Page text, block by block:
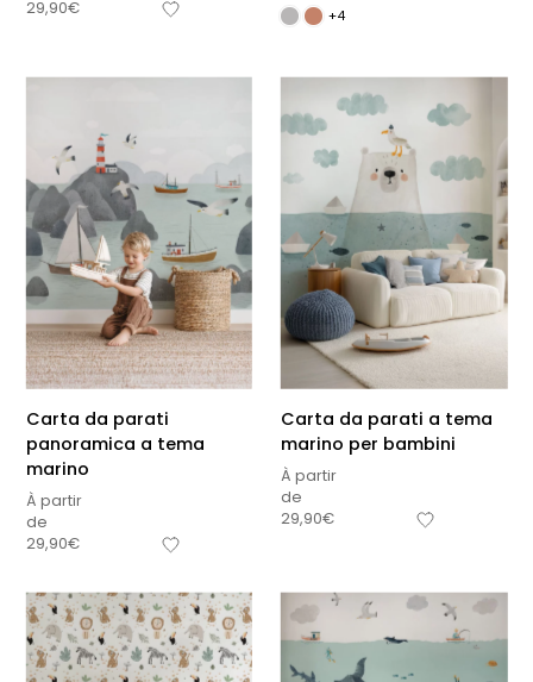
29,90€ +4
Carta da parati
panoramica a tema
marino
À partir
de
29,90€
Carta da parati a tema
marino per bambini
À partir
de
29,90€